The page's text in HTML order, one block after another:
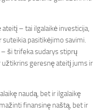
– tai ilgalaikė investicija,
suteikia pasitikėjimo savimi.
ši trifeka sudarys stiprų
geresnę ateitį jums ir
naudą, bet ir ilgalaikę
finansinę naštą, bet ir